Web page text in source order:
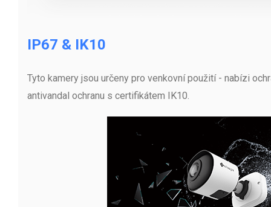
IP67 & IK10
Tyto kamery jsou určeny pro venkovní použití - nabízi
antivandal ochranu s certifikátem IK10.